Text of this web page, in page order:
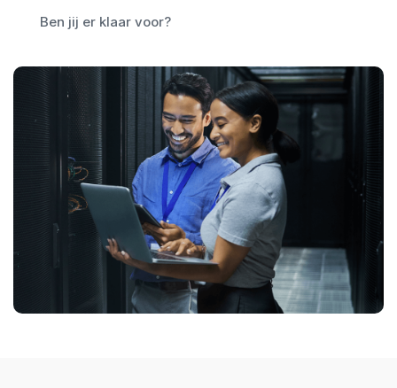
Ben jij er klaar voor?